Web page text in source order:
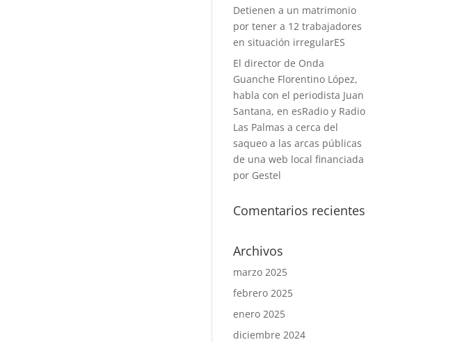
Detienen a un matrimonio
por tener a 12 trabajadores
en situación irregularES
El director de Onda
Guanche Florentino López,
habla con el periodista Juan
Santana, en esRadio y Radio
Las Palmas a cerca del
saqueo a las arcas públicas
de una web local financiada
por Gestel
Comentarios recientes
Archivos
marzo 2025
febrero 2025
enero 2025
diciembre 2024